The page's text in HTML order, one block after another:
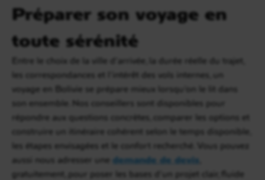
Préparer son voyage en
toute sérénité
Entre le choix de la ville d’arrivée, la durée réelle du trajet,
les correspondances et l’intérêt des vols internes, un
voyage en Bolivie se prépare mieux lorsqu’on le lit dans
son ensemble. Nos conseillers sont disponibles pour
répondre aux questions concrètes, comparer les options et
construire un itinéraire cohérent selon le temps disponible,
les étapes envisagées et le confort recherché. Vous pouvez
aussi nous adresser une demande de devis
gratuitement, pour poser les bases d’un projet clair, fluide